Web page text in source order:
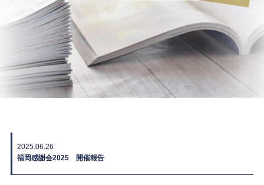
2025.06.26
福岡感謝会2025 開催報告